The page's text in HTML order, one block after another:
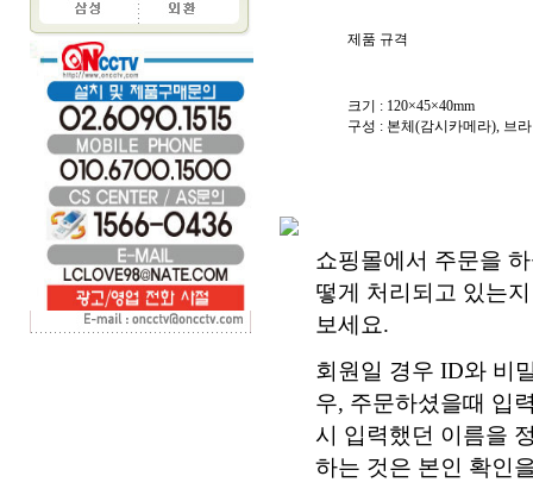
제품 규격
크기 : 120×45×40mm
구성 : 본체(감시카메라), 브
쇼핑몰에서 주문을
떻게 처리되고 있는
보세요.
회원일 경우 ID와 비
우, 주문하셨을때 입
시 입력했던 이름을
하는 것은 본인 확인